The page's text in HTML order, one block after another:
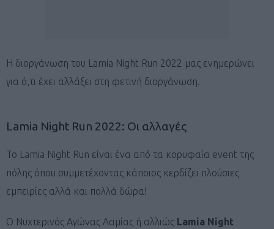
Η διοργάνωση του Lamia Night Run 2022 μας ενημερώνει
για ό,τι έχει αλλάξει στη φετινή διοργάνωση.
Lamia Night Run 2022: Oι αλλαγές
Το Lamia Night Run είναι ένα από τα κορυφαία event της
πόλης όπου συμμετέχοντας κάποιος κερδίζει πλούσιες
εμπειρίες αλλά και πολλά δώρα!
O Νυχτερινός Αγώνας Λαμίας ή αλλιώς Lamia Night